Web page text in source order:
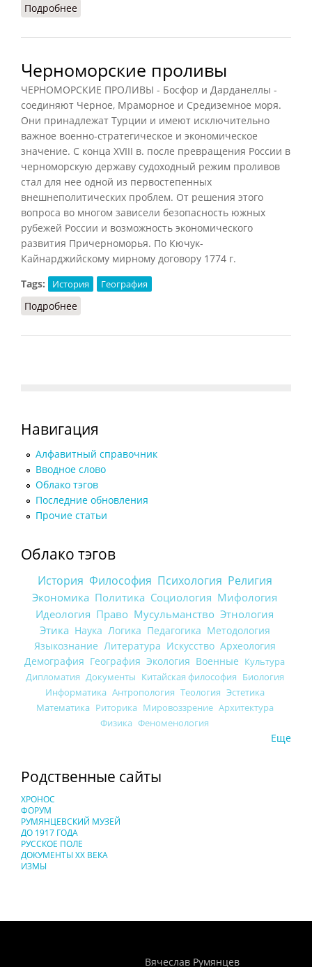
Подробнее
Черноморские проливы
ЧЕРНОМОРСКИЕ ПРОЛИВЫ - Босфор и Дарданеллы -
соединяют Черное, Мраморное и Средиземное моря.
Они принадлежат Турции и имеют исключительно
важное военно-стратегическое и экономическое
значение. С конца XVIII в. после превращения России в
черноморскую державу судоходный режим проливов
стал для нее одной из первостепенных
внешнеполитических проблем. От решения этого
вопроса во многом зависели безопасность южных
рубежей России и возможность экономического
развития Причерноморья. По Кючук-
Кайнарджийскому мирному договору 1774 г.
Tags:
История География
Подробнее
Навигация
Алфавитный справочник
Вводное слово
Облако тэгов
Последние обновления
Прочие статьи
Облако тэгов
История Философия Психология Религия
Экономика Политика Социология Мифология
Идеология Право Мусульманство Этнология
Этика Наука Логика Педагогика Методология
Языкознание Литература Искусство Археология
Демография География Экология Военные Культура
Дипломатия Документы Китайская философия Биология
Информатика Антропология Теология Эстетика
Математика Риторика Мировоззрение Архитектура
Физика Феноменология
Еще
Родственные сайты
ХРОНОС
ФОРУМ
РУМЯНЦЕВСКИЙ МУЗЕЙ
ДО 1917 ГОДА
РУССКОЕ ПОЛЕ
ДОКУМЕНТЫ XX ВЕКА
ИЗМЫ
Вячеслав Румянцев